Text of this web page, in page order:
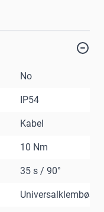
No
IP54
Kabel
10 Nm
35 s / 90°